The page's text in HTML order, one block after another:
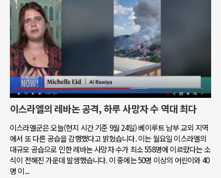
이스라엘의 레바논 공격, 하루 사망자 수 역대 최다
이스라엘군은 오늘(현지 시간 기준 9월 24일) 베이루트 남부 교외 지역
에서 또 다른 공습을 감행했다고 밝혔습니다. 이는 월요일 이스라엘의
대규모 공습으로 인한 레바논 사망자 수가 최소 558명에 이르렀다는 소
식이 전해진 가운데 발생했습니다. 이 중에는 50명 이상의 어린이와 40
명 이...